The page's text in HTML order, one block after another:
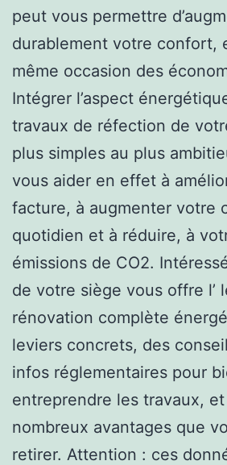
peut vous permettre
durablement votre confort,
même occasion des
Intégrer l’aspect
travaux de réfection de
plus simples au plus
vous aider en effet à
facture, à augmenter votre
quotidien et à réduire, à
émissions de CO2.
de votre siège vous offre l’
rénovation complète
leviers concrets, des
infos réglementaires pour
entreprendre les travaux,
nombreux avantages que
retirer. Attention : ces